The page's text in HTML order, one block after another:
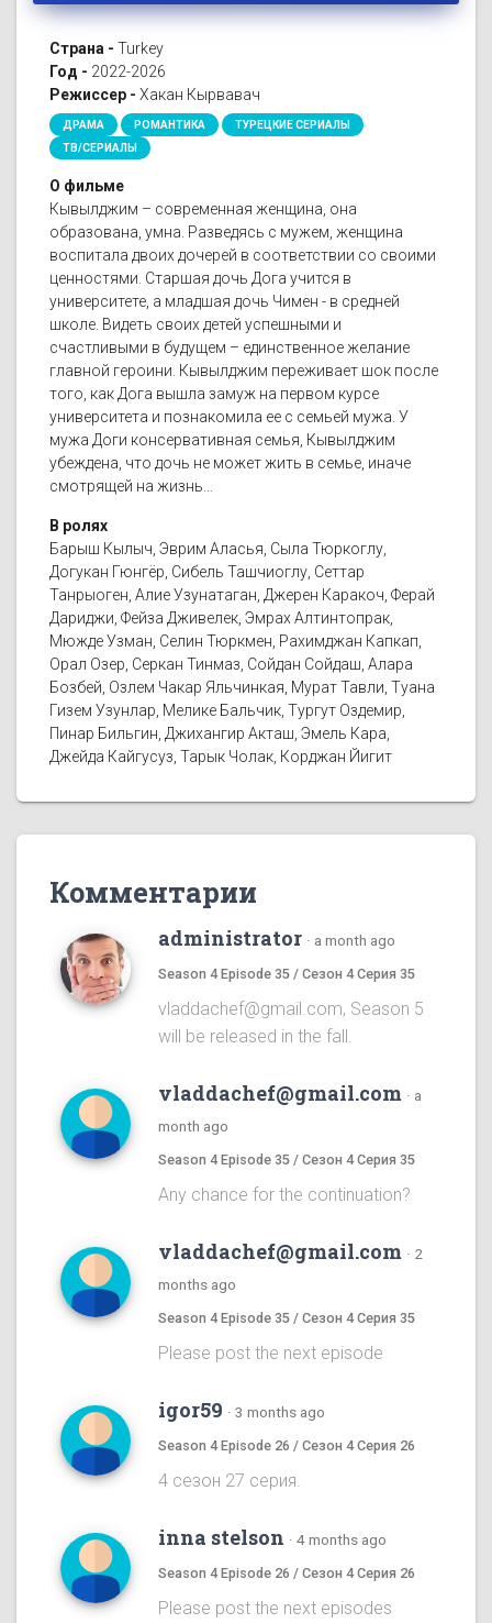
Страна - Turkey
Год - 2022-2026
Режиссер - Хакан Кырвавач
ДРАМА РОМАНТИКА
ТУРЕЦКИЕ СЕРИАЛЫ
ТВ/СЕРИАЛЫ
О фильме
Кывылджим – современная женщина, она
образована, умна. Разведясь с мужем, женщина
воспитала двоих дочерей в соответствии со своими
ценностями. Старшая дочь Дога учится в
университете, а младшая дочь Чимен - в средней
школе. Видеть своих детей успешными и
счастливыми в будущем – единственное желание
главной героини. Кывылджим переживает шок после
того, как Дога вышла замуж на первом курсе
университета и познакомила ее с семьей мужа. У
мужа Доги консервативная семья, Кывылджим
убеждена, что дочь не может жить в семье, иначе
смотрящей на жизнь…
В ролях
Барыш Кылыч, Эврим Аласья, Сыла Тюркоглу,
Догукан Гюнгёр, Сибель Ташчиоглу, Сеттар
Танрыоген, Алие Узунатаган, Джерен Каракоч, Ферай
Дариджи, Фейза Дживелек, Эмрах Алтинтопрак,
Мюжде Узман, Селин Тюркмен, Рахимджан Капкап,
Орал Озер, Серкан Тинмаз, Сойдан Сойдаш, Алара
Бозбей, Озлем Чакар Яльчинкая, Мурат Тавли, Туана
Гизем Узунлар, Мелике Бальчик, Тургут Оздемир,
Пинар Бильгин, Джихангир Акташ, Эмель Кара,
Джейда Кайгусуз, Тарык Чолак, Корджан Йигит
Комментарии
administrator · a month ago
Season 4 Episode 35 / Сезон 4 Серия 35
vladdachef@gmail.com, Season 5
will be released in the fall.
vladdachef@gmail.com · a
month ago
Season 4 Episode 35 / Сезон 4 Серия 35
Any chance for the continuation?
vladdachef@gmail.com · 2
months ago
Season 4 Episode 35 / Сезон 4 Серия 35
Please post the next episode
igor59 · 3 months ago
Season 4 Episode 26 / Сезон 4 Серия 26
4 сезон 27 серия.
inna stelson · 4 months ago
Season 4 Episode 26 / Сезон 4 Серия 26
Please post the next episodes